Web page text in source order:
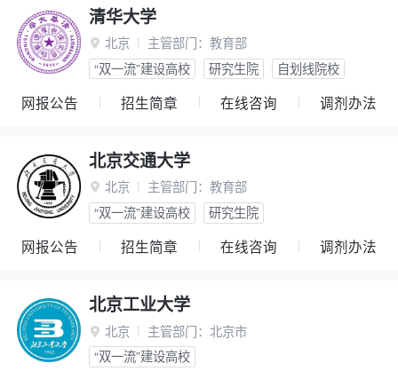
清华大学
 北京 主管部门： 教育部
“双一流”建设高校
研究生院 自划线院校
网报公告 招生简章 在线咨询 调剂办法
北京交通大学
 北京 主管部门： 教育部
“双一流”建设高校
研究生院
网报公告 招生简章 在线咨询 调剂办法
北京工业大学
 北京 主管部门： 北京市
“双一流”建设高校